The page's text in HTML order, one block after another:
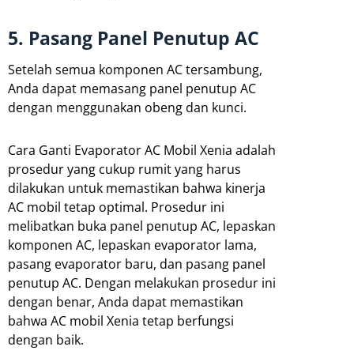
5. Pasang Panel Penutup AC
Setelah semua komponen AC tersambung,
Anda dapat memasang panel penutup AC
dengan menggunakan obeng dan kunci.
Cara Ganti Evaporator AC Mobil Xenia adalah
prosedur yang cukup rumit yang harus
dilakukan untuk memastikan bahwa kinerja
AC mobil tetap optimal. Prosedur ini
melibatkan buka panel penutup AC, lepaskan
komponen AC, lepaskan evaporator lama,
pasang evaporator baru, dan pasang panel
penutup AC. Dengan melakukan prosedur ini
dengan benar, Anda dapat memastikan
bahwa AC mobil Xenia tetap berfungsi
dengan baik.